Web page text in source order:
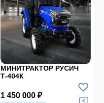
МИНИТРАКТОР РУСИЧ
Т-404К
1 450 000 ₽